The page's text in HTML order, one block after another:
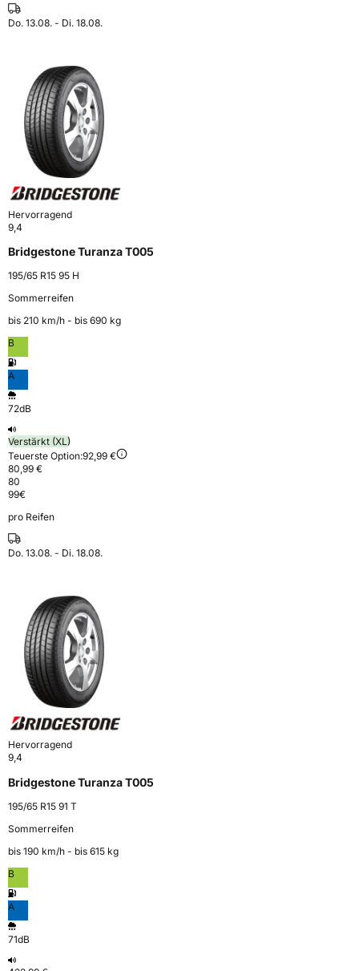
Do. 13.08. - Di. 18.08.
Hervorragend
9,4
Bridgestone Turanza T005
195/65 R15 95 H
Sommerreifen
bis 210 km⁠/⁠h - bis 690 kg
B
A
72dB
Verstärkt (XL)
Teuerste Option:92,99 €
80,99 €
80
99€
pro Reifen
Do. 13.08. - Di. 18.08.
Hervorragend
9,4
Bridgestone Turanza T005
195/65 R15 91 T
Sommerreifen
bis 190 km⁠/⁠h - bis 615 kg
B
A
71dB